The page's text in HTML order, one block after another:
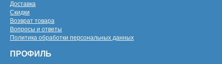
Доставка
Скидки
Возврат товара
Вопросы и ответы
Политика обработки персональных данных
ПРОФИЛЬ